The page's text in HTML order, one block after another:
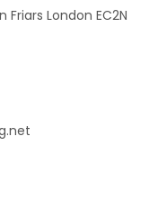
Friars London EC2N